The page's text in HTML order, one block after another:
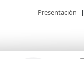
Presentación |